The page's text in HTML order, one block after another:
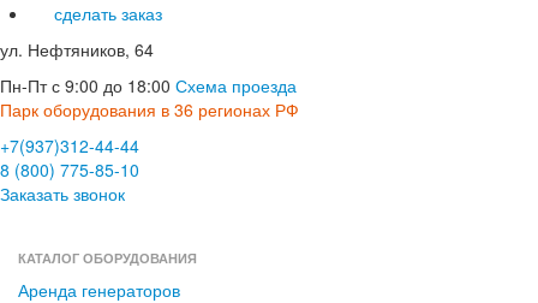
сделать заказ
ул. Нефтяников, 64
Пн-Пт с 9:00 до 18:00 Схема проезда
Парк оборудования в 36 регионах РФ
+7(937)312-44-44
8 (800) 775-85-10
Заказать звонок
КАТАЛОГ ОБОРУДОВАНИЯ
Аренда генераторов